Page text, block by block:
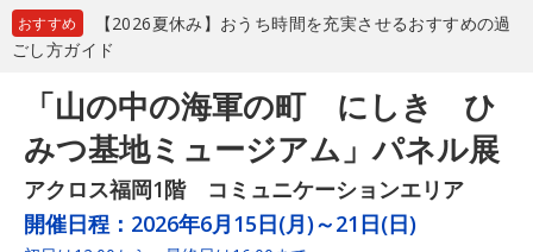
おすすめ
【2026夏休み】おうち時間を充実させるおすすめの過
ごし方ガイド
「山の中の海軍の町 にしき ひ
みつ基地ミュージアム」パネル展
アクロス福岡1階 コミュニケーションエリア
開催日程： 2026年6月15日(月)～21日(日)